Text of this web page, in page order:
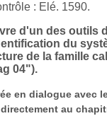
: Elé. 1590.
d'un des outils
du
de la famille
04").
en dialogue avec
au